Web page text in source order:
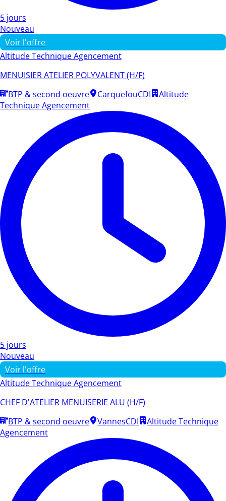
5 jours
Nouveau
Voir l'offre
Altitude Technique Agencement
MENUISIER ATELIER POLYVALENT (H/F)
BTP & second oeuvre
CarquefouCDI
Altitude
Technique Agencement
5 jours
Nouveau
Voir l'offre
Altitude Technique Agencement
CHEF D'ATELIER MENUISERIE ALU (H/F)
BTP & second oeuvre
VannesCDI
Altitude Technique
Agencement